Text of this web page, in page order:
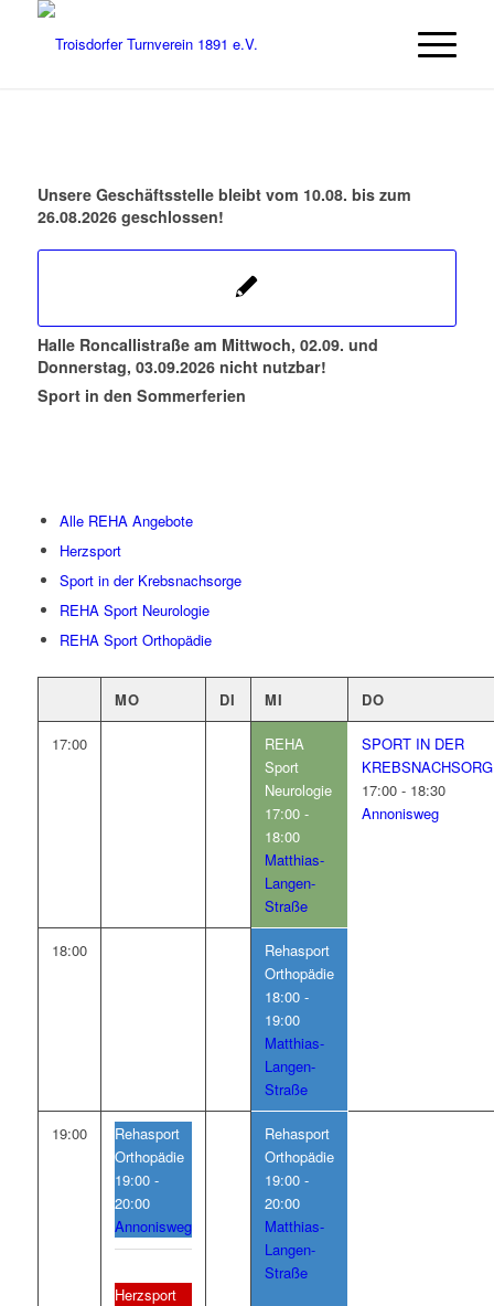
Unsere Geschäftsstelle bleibt vom 10.08. bis zum
26.08.2026 geschlossen!
Halle Roncallistraße am Mittwoch, 02.09. und
Donnerstag, 03.09.2026 nicht nutzbar!
Sport in den Sommerferien
Alle REHA Angebote
Herzsport
Sport in der Krebsnachsorge
REHA Sport Neurologie
REHA Sport Orthopädie
MO DI MI DO
17:00
REHA
Sport
Neurologie
17:00 -
18:00
Matthias-
Langen-
Straße
SPORT IN DER
17:00 - 18:30
Annonisweg
18:00
Rehasport
Orthopädie
18:00 -
19:00
Matthias-
Langen-
Straße
19:00
Rehasport
Orthopädie
19:00 -
20:00
Annonisweg
Herzsport
Rehasport
Orthopädie
19:00 -
20:00
Matthias-
Langen-
Straße